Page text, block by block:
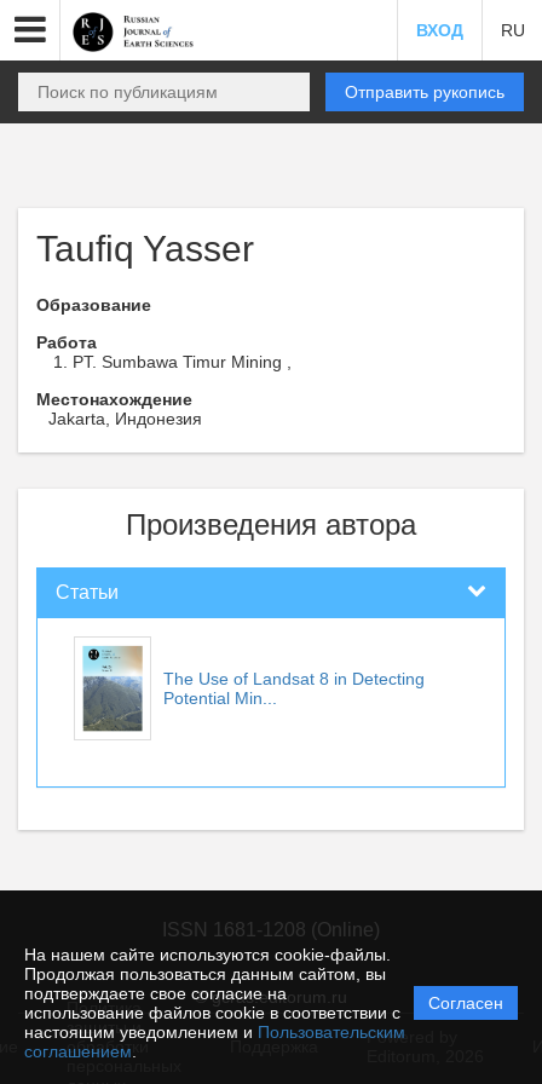
На нашем сайте используются cookie-файлы.
Продолжая пользоваться данным сайтом, вы
подтверждаете свое согласие на
использование файлов cookie в соответствии с
настоящим уведомлением и Пользовательским
соглашением
Согласен
ВХОД RU
Отправить рукопись
Taufiq Yasser
Образование
Работа
PT. Sumbawa Timur Mining ,
Местонахождение
Jakarta, Индонезия
Произведения автора
Статьи
The Use of Landsat 8 in Detecting
Potential Min...
ISSN 1681-1208 (Online)
© gcras.editorum.ru
Политика
защиты и
обработки
Powered by